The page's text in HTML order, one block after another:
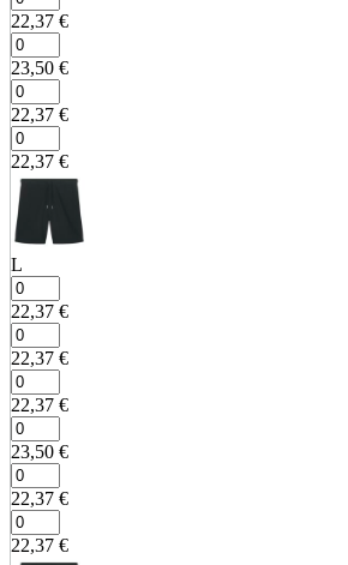
22,37 €
23,50 €
22,37 €
22,37 €
L
22,37 €
22,37 €
22,37 €
23,50 €
22,37 €
22,37 €